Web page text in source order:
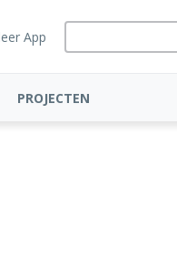
App
PROJECTEN